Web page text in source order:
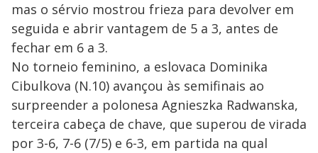
mas o sérvio mostrou frieza para devolver em
seguida e abrir vantagem de 5 a 3, antes de
fechar em 6 a 3.
No torneio feminino, a eslovaca Dominika
Cibulkova (N.10) avançou às semifinais ao
surpreender a polonesa Agnieszka Radwanska,
terceira cabeça de chave, que superou de virada
por 3-6, 7-6 (7/5) e 6-3, em partida na qual